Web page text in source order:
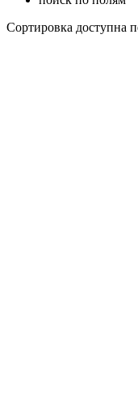
Сортировка доступна